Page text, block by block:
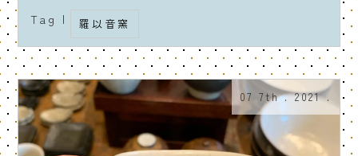
Tag | 羅以音窯
07 7th . 2021 .